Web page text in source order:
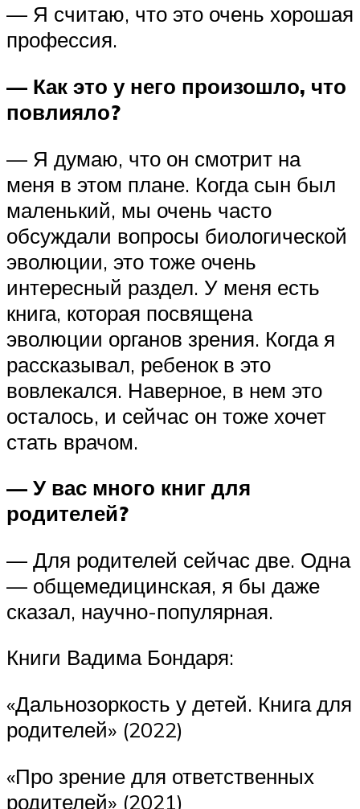
— Я считаю, что это очень хорошая
профессия.
— Как это у него произошло, что
повлияло?
— Я думаю, что он смотрит на
меня в этом плане. Когда сын был
маленький, мы очень часто
обсуждали вопросы биологической
эволюции, это тоже очень
интересный раздел. У меня есть
книга, которая посвящена
эволюции органов зрения. Когда я
рассказывал, ребенок в это
вовлекался. Наверное, в нем это
осталось, и сейчас он тоже хочет
стать врачом.
— У вас много книг для
родителей?
— Для родителей сейчас две. Одна
— общемедицинская, я бы даже
сказал, научно-популярная.
Книги Вадима Бондаря:
«Дальнозоркость у детей. Книга для
родителей» (2022)
«Про зрение для ответственных
родителей» (2021)